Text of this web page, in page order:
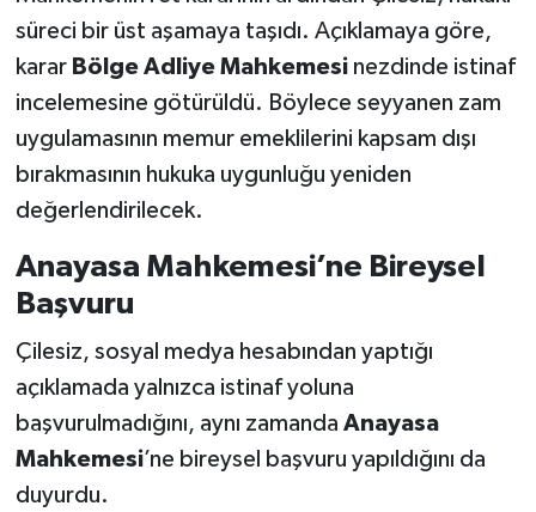
süreci bir üst aşamaya taşıdı. Açıklamaya göre,
karar Bölge Adliye Mahkemesinezdinde istinaf
incelemesine götürüldü. Böylece seyyanen zam
uygulamasının memur emeklilerini kapsam dışı
bırakmasının hukuka uygunluğu yeniden
değerlendirilecek.
Anayasa Mahkemesi’ne Bireysel
Başvuru
Çilesiz, sosyal medya hesabından yaptığı
açıklamada yalnızca istinaf yoluna
başvurulmadığını, aynı zamanda Anayasa
Mahkemesi’ne bireysel başvuru yapıldığını da
duyurdu.